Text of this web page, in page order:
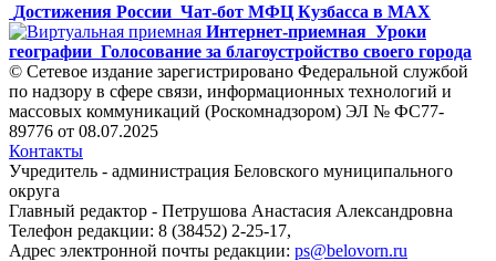
Достижения России Чат-бот МФЦ Кузбасса в MAX
Интернет-приемная Уроки
географии Голосование за благоустройство своего города
© Сетевое издание зарегистрировано Федеральной службой
по надзору в сфере связи, информационных технологий и
массовых коммуникаций (Роскомнадзором) ЭЛ № ФС77-
89776 от 08.07.2025
Контакты
Учредитель - администрация Беловского муниципального
округа
Главный редактор - Петрушова Анастасия Александровна
Телефон редакции: 8 (38452) 2-25-17,
Адрес электронной почты редакции: ps@belovorn.ru